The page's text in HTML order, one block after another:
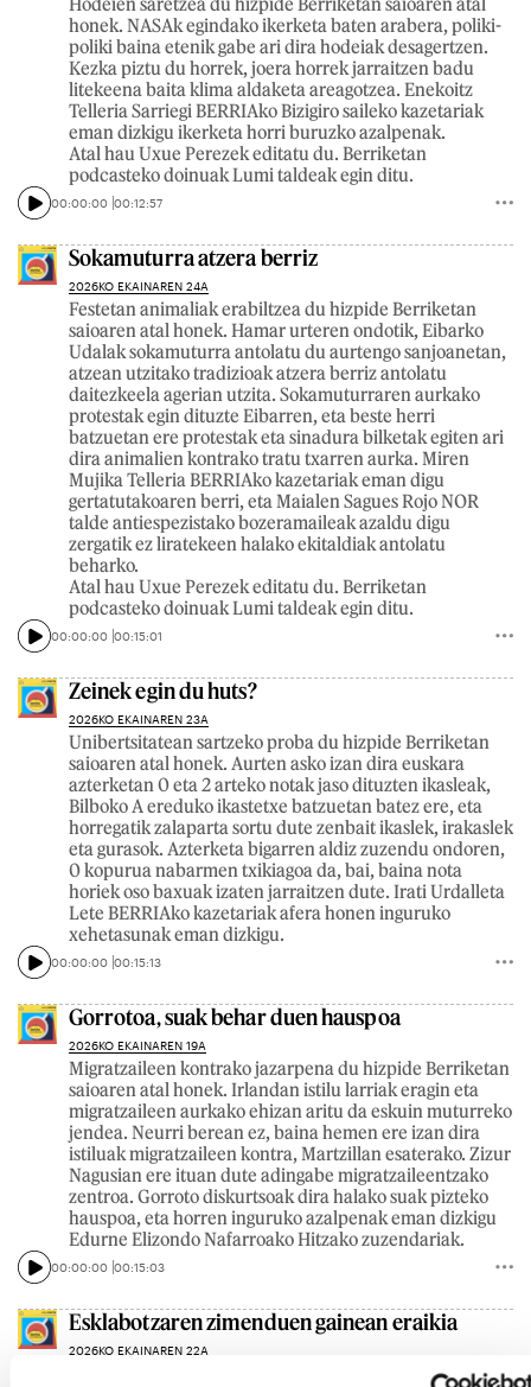
honek. NASAk egindako ikerketa baten arabera, poliki-
poliki baina etenik gabe ari dira hodeiak desagertzen.
Kezka piztu du horrek, joera horrek jarraitzen badu
litekeena baita klima aldaketa areagotzea. Enekoitz
Telleria Sarriegi BERRIAko Bizigiro saileko kazetariak
eman dizkigu ikerketa horri buruzko azalpenak.
Atal hau Uxue Perezek editatu du. Berriketan
podcasteko doinuak Lumi taldeak egin ditu.
00:00:00 00:12:57
Sokamuturra atzera berriz
2026KO EKAINAREN 24A
Festetan animaliak erabiltzea du hizpide Berriketan
saioaren atal honek. Hamar urteren ondotik, Eibarko
Udalak sokamuturra antolatu du aurtengo sanjoanetan,
atzean utzitako tradizioak atzera berriz antolatu
daitezkeela agerian utzita. Sokamuturraren aurkako
protestak egin dituzte Eibarren, eta beste herri
batzuetan ere protestak eta sinadura bilketak egiten ari
dira animalien kontrako tratu txarren aurka. Miren
Mujika Telleria BERRIAko kazetariak eman digu
gertatutakoaren berri, eta Maialen Sagues Rojo NOR
talde antiespezistako bozeramaileak azaldu digu
zergatik ez liratekeen halako ekitaldiak antolatu
beharko.
Atal hau Uxue Perezek editatu du. Berriketan
podcasteko doinuak Lumi taldeak egin ditu.
00:00:00 00:15:01
Zeinek egin du huts?
2026KO EKAINAREN 23A
Unibertsitatean sartzeko proba du hizpide Berriketan
saioaren atal honek. Aurten asko izan dira euskara
azterketan 0 eta 2 arteko notak jaso dituzten ikasleak,
Bilboko A ereduko ikastetxe batzuetan batez ere, eta
horregatik zalaparta sortu dute zenbait ikaslek, irakaslek
eta gurasok. Azterketa bigarren aldiz zuzendu ondoren,
0 kopurua nabarmen txikiagoa da, bai, baina nota
horiek oso baxuak izaten jarraitzen dute. Irati Urdalleta
Lete BERRIAko kazetariak afera honen inguruko
xehetasunak eman dizkigu.
00:00:00 00:15:13
Gorrotoa, suak behar duen hauspoa
2026KO EKAINAREN 19A
Migratzaileen kontrako jazarpena du hizpide Berriketan
saioaren atal honek. Irlandan istilu larriak eragin eta
migratzaileen aurkako ehizan aritu da eskuin muturreko
jendea. Neurri berean ez, baina hemen ere izan dira
istiluak migratzaileen kontra, Martzillan esaterako. Zizur
Nagusian ere ituan dute adingabe migratzaileentzako
zentroa. Gorroto diskurtsoak dira halako suak pizteko
hauspoa, eta horren inguruko azalpenak eman dizkigu
Edurne Elizondo Nafarroako Hitzako zuzendariak.
00:00:00 00:15:03
Esklabotzaren zimenduen gainean eraikia
2026KO EKAINAREN 22A
Augustin-Zulueta jauregiaren historia du hizpide